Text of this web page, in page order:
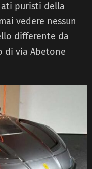
puristi della
vedere nessun
differente da
di via Abetone